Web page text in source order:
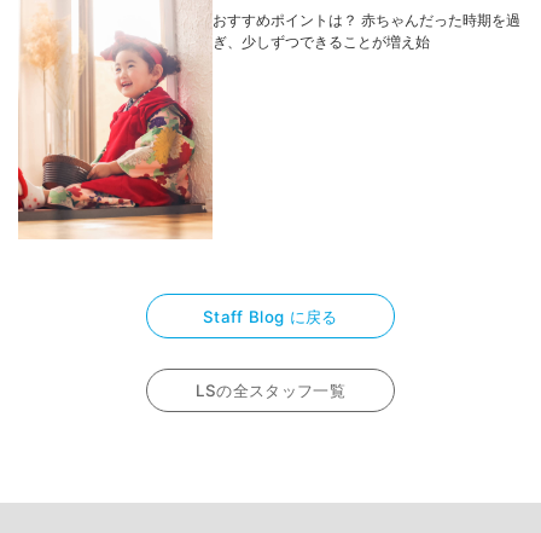
おすすめポイントは？ 赤ちゃんだった時期を過
ぎ、少しずつできることが増え始
Staff Blog に戻る
LSの全スタッフ一覧